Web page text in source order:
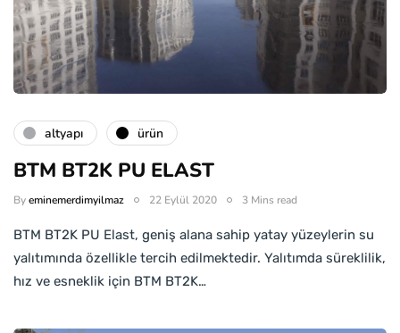
altyapı ürün
BTM BT2K PU ELAST
Byeminemerdimyilmaz 22 Eylül 2020 3 Mins read
BTM BT2K PU Elast, geniş alana sahip yatay yüzeylerin su
yalıtımında özellikle tercih edilmektedir. Yalıtımda süreklilik,
hız ve esneklik için BTM BT2K…